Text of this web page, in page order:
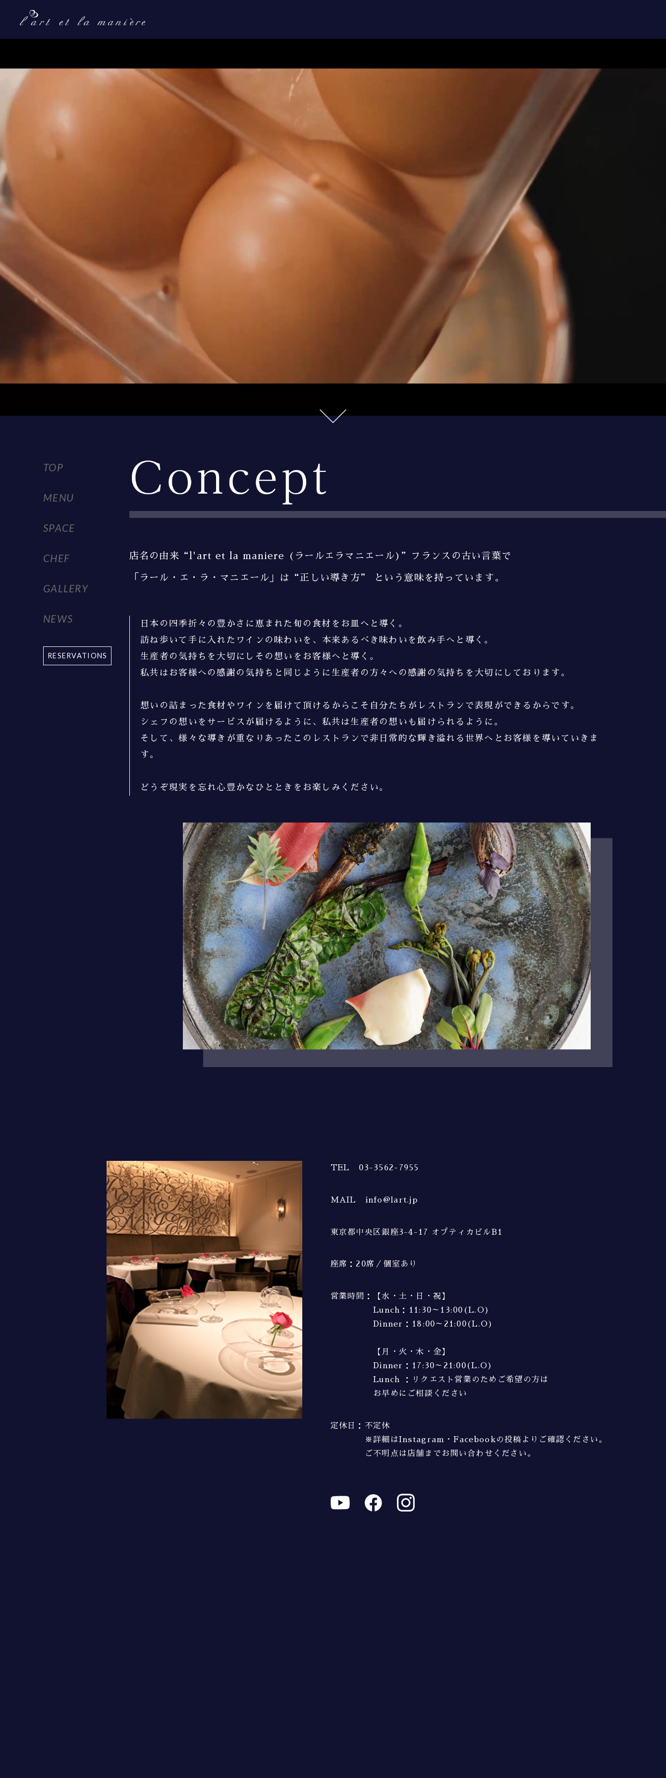
TOP
MENU
SPACE
CHEF
GALLERY
NEWS
RESERVATIONS
店名の由来 “l'art et la maniere (ラールエラマニエール)” フランスの古い言葉で
「ラール・エ・ラ・マニエール」は “正しい導き方” という意味を持っています。
日本の四季折々の豊かさに恵まれた 旬の食材をお皿へと導く。
訪ね歩いて手に入れたワインの味わいを、 本来あるべき味わいを飲み手へと導く。
生産者の気持ちを大切にし その想いをお客様へと導く。
私共はお客様への感謝の気持ちと同じように生産者の方々への感謝の気持ちを 大切にしております。
想いの詰まった食材やワインを 届けて頂けるからこそ 自分たちが レストランで表現ができるからです。
シェフの想いをサービスが届けるように、 私共は生産者の想いも届けられるように。
そして、様々な導きが重なりあった このレストランで非日常的な輝き溢れる世界へと お客様を導いていきま
す。
どうぞ現実を忘れ心豊かなひとときを お楽しみください。
TEL 03-3562-7955
MAIL info@lart.jp
東京都中央区銀座3-4-17 オプティカビルB1
座席 ： 20席／個室あり
営業時間 ：
【水・土・日・祝】
Lunch：11:30～13:00(L.O)
Dinner：18:00～21:00(L.O)
【月・火・木・金】
Dinner：17:30～21:00(L.O)
Lunch ：リクエスト営業のためご希望の方は
お早めにご相談ください
定休日 ： 不定休
※詳細はInstagram・Facebookの投稿よりご確認ください。
ご不明点は店舗までお問い合わせください。